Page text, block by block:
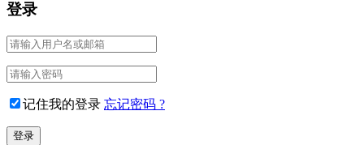
登录
记住我的登录 忘记密码 ?